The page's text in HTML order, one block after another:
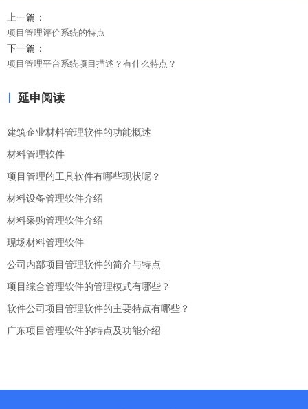
上一篇：
项目管理评价系统的特点
下一篇：
项目管理平台系统项目描述？有什么特点？
延申阅读
建筑企业材料管理软件的功能概述
材料管理软件
项目管理的工具软件有哪些现状呢？
材料设备管理软件介绍
材料采购管理软件介绍
现场材料管理软件
公司内部项目管理软件的简介与特点
项目综合管理软件的管理模式有哪些？
软件公司项目管理软件的主要特点有哪些？
广东项目管理软件的特点及功能介绍